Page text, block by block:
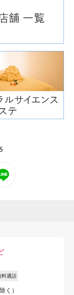
料通話
く）